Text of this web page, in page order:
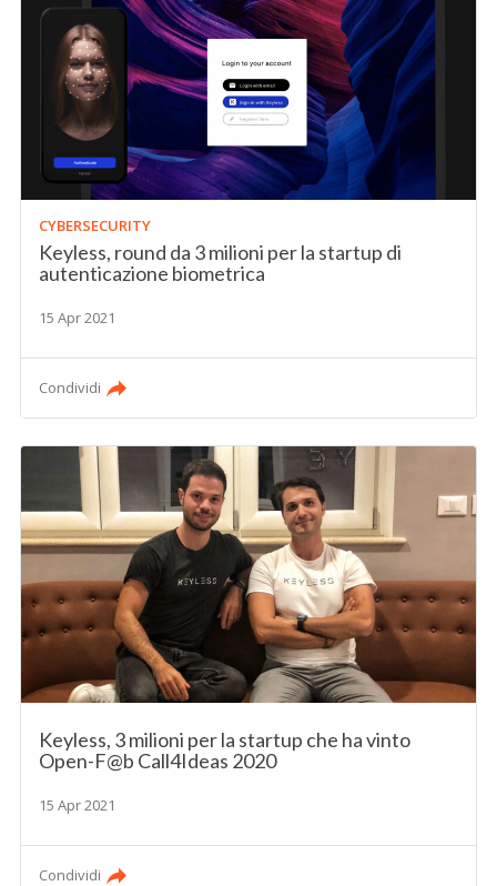
CYBERSECURITY
Keyless, round da 3 milioni per la startup di
autenticazione biometrica
15 Apr 2021
Condividi
Keyless, 3 milioni per la startup che ha vinto
Open-F@b Call4Ideas 2020
15 Apr 2021
Condividi